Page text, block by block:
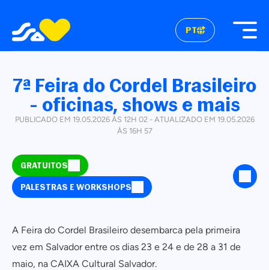
PT
7ª Feira do Cordel Brasileiro
- oficinas, shows e mais
PUBLICADO EM 19.05.2026 ÀS 12H 02 - ATUALIZADO EM 19.05.2026
ÀS 16H 57
GRATUITOS
PALESTRAS E WORKSHOPS
A Feira do Cordel Brasileiro desembarca pela primeira
vez em Salvador entre os dias 23 e 24 e de 28 a 31 de
maio, na CAIXA Cultural Salvador.